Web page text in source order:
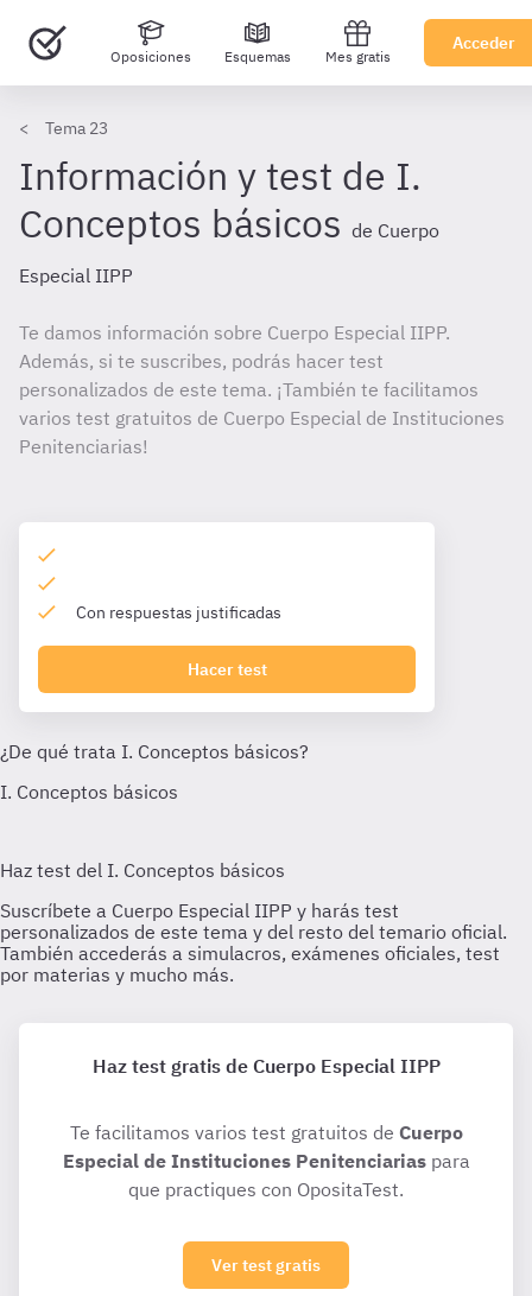
Oposiciones Esquemas Mes gratis
Acceder
Tema 23
Información y test de I.
Conceptos básicos de Cuerpo
Especial IIPP
Te damos información sobre Cuerpo Especial IIPP.
Además, si te suscribes, podrás hacer test
personalizados de este tema. ¡También te facilitamos
varios test gratuitos de Cuerpo Especial de Instituciones
Penitenciarias!
Con respuestas justificadas
Hacer test
Haz test gratis de Cuerpo Especial IIPP
Te facilitamos varios test gratuitos de Cuerpo
Especial de Instituciones Penitenciariaspara
que practiques con OpositaTest.
Ver test gratis